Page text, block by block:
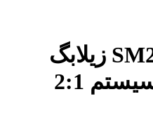
موتور گیرلس SM200 زیلابگ
ظرفیت 16 نفره سیستم 2:1